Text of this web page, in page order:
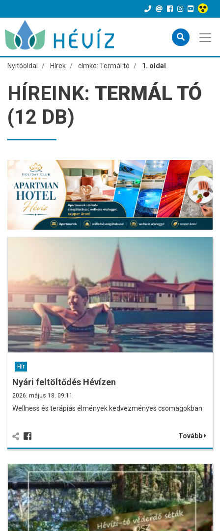
Nyitóoldal Hírek címke: Termál tó 1. oldal
HÍREINK: TERMÁL TÓ
(12 DB)
Hír
Nyári feltöltődés Hévízen
2026. május 18. 09:11
Wellness és terápiás élmények kedvezményes csomagokban
Tovább